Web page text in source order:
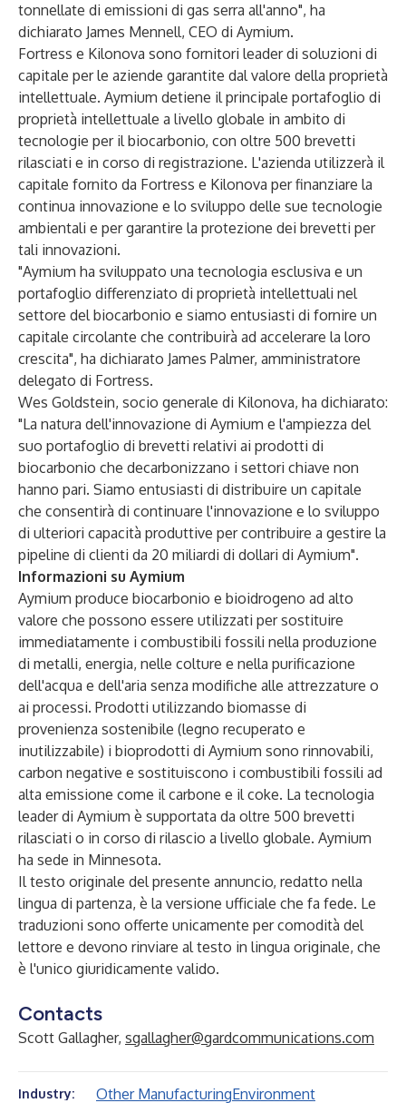
tonnellate di emissioni di gas serra all'anno", ha
dichiarato James Mennell, CEO di Aymium.
Fortress e Kilonova sono fornitori leader di soluzioni di
capitale per le aziende garantite dal valore della proprietà
intellettuale. Aymium detiene il principale portafoglio di
proprietà intellettuale a livello globale in ambito di
tecnologie per il biocarbonio, con oltre 500 brevetti
rilasciati e in corso di registrazione. L'azienda utilizzerà il
capitale fornito da Fortress e Kilonova per finanziare la
continua innovazione e lo sviluppo delle sue tecnologie
ambientali e per garantire la protezione dei brevetti per
tali innovazioni.
"Aymium ha sviluppato una tecnologia esclusiva e un
portafoglio differenziato di proprietà intellettuali nel
settore del biocarbonio e siamo entusiasti di fornire un
capitale circolante che contribuirà ad accelerare la loro
crescita", ha dichiarato James Palmer, amministratore
delegato di Fortress.
Wes Goldstein, socio generale di Kilonova, ha dichiarato:
"La natura dell'innovazione di Aymium e l'ampiezza del
suo portafoglio di brevetti relativi ai prodotti di
biocarbonio che decarbonizzano i settori chiave non
hanno pari. Siamo entusiasti di distribuire un capitale
che consentirà di continuare l'innovazione e lo sviluppo
di ulteriori capacità produttive per contribuire a gestire la
pipeline di clienti da 20 miliardi di dollari di Aymium".
Informazioni su Aymium
Aymium produce biocarbonio e bioidrogeno ad alto
valore che possono essere utilizzati per sostituire
immediatamente i combustibili fossili nella produzione
di metalli, energia, nelle colture e nella purificazione
dell'acqua e dell'aria senza modifiche alle attrezzature o
ai processi. Prodotti utilizzando biomasse di
provenienza sostenibile (legno recuperato e
inutilizzabile) i bioprodotti di Aymium sono rinnovabili,
carbon negative e sostituiscono i combustibili fossili ad
alta emissione come il carbone e il coke. La tecnologia
leader di Aymium è supportata da oltre 500 brevetti
rilasciati o in corso di rilascio a livello globale. Aymium
ha sede in Minnesota.
Il testo originale del presente annuncio, redatto nella
lingua di partenza, è la versione ufficiale che fa fede. Le
traduzioni sono offerte unicamente per comodità del
lettore e devono rinviare al testo in lingua originale, che
è l'unico giuridicamente valido.
Contacts
Scott Gallagher, sgallagher@gardcommunications.com
Industry: Other ManufacturingEnvironment